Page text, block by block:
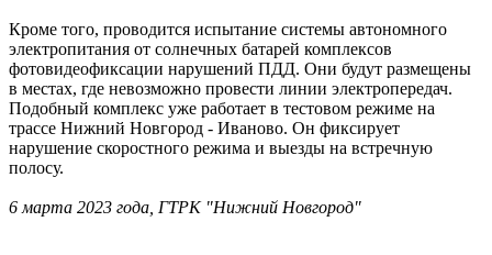
Кроме того, проводится испытание системы автономного
электропитания от солнечных батарей комплексов
фотовидеофиксации нарушений ПДД. Они будут размещены
в местах, где невозможно провести линии электропередач.
Подобный комплекс уже работает в тестовом режиме на
трассе Нижний Новгород - Иваново. Он фиксирует
нарушение скоростного режима и выезды на встречную
полосу.
6 марта 2023 года, ГТРК "Нижний Новгород"